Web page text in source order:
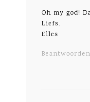
Oh my god!
Liefs,
Elles
Beantwoorden